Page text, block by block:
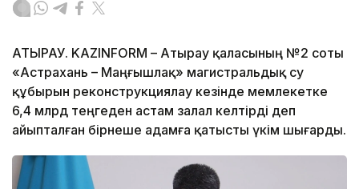
АТЫРАУ. KAZINFORM – Атырау қаласының №2 соты
«Астрахань – Маңғышлақ» магистральдық су
құбырын реконструкциялау кезінде мемлекетке
6,4 млрд теңгеден астам залал келтірді деп
айыпталған бірнеше адамға қатысты үкім шығарды.